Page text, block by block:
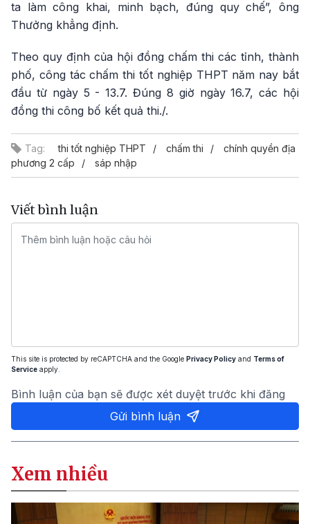
ta làm công khai, minh bạch, đúng quy chế”, ông
Thưởng khẳng định.
Theo quy định của hội đồng chấm thi các tỉnh, thành
phố, công tác chấm thi tốt nghiệp THPT năm nay bắt
đầu từ ngày 5 - 13.7. Đúng 8 giờ ngày 16.7, các hội
đồng thi công bố kết quả thi./.
Tag: thi tốt nghiệp THPT chấm thi
chính quyền địa
phương 2 cấp
sáp nhập
Viết bình luận
This site is protected by reCAPTCHA and the Google Privacy Policy and Terms of
Service apply.
Bình luận của bạn sẽ được xét duyệt trước khi đăng
Gửi bình luận
Xem nhiều